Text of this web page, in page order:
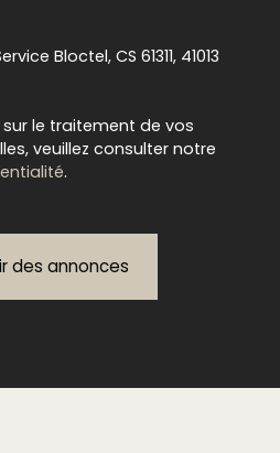
Bloctel, CS 61311, 41013
le traitement de vos
veuillez consulter notre
.
des annonces